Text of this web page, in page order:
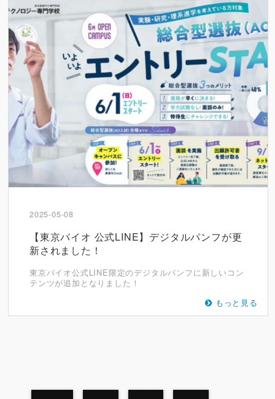
2025-05-08
【東京バイオ 公式LINE】デジタルパンフが更
新されました！
東京バイオ公式LINE限定のデジタルパンフに新しいコン
テンツが追加となりました！
もっと見る